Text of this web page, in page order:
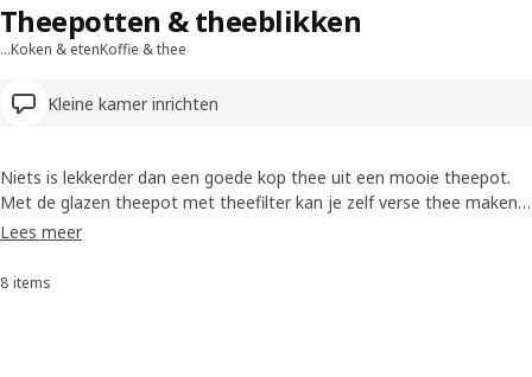
…Koken & etenKoffie & thee
Kleine kamer inrichten
Theepotten & theeblikken
Niets is lekkerder dan een goede kop thee uit een mooie theepot.
Met de glazen theepot met theefilter kan je zelf verse thee maken
door losse thee of munt in het filter te doen. Bij een high tea
stijlvol thee-ei of een leuk blik voor losse thee maakt je
Lees meer
Sorteren en filteren
8 items